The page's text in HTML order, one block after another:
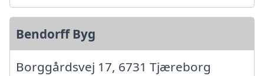
Bendorff Byg
Borggårdsvej 17, 6731 Tjæreborg